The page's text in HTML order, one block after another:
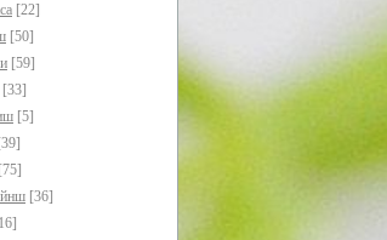
[22]
[50]
[59]
[33]
[5]
[39]
[75]
[36]